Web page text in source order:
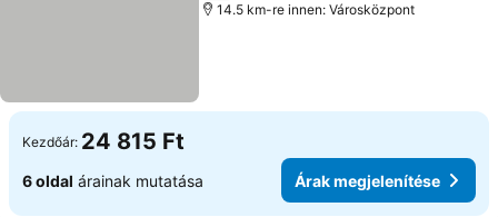
14.5 km-re innen: Városközpont
Kezdőár: 24 815 Ft
6 oldal árainak mutatása Árak megjelenítése